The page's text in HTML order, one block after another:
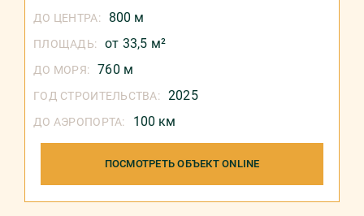
ДО ЦЕНТРА: 800 м
ПЛОЩАДЬ: от 33,5 м²
ДО МОРЯ: 760 м
ГОД СТРОИТЕЛЬСТВА: 2025
ДО АЭРОПОРТА: 100 км
ПОСМОТРЕТЬ ОБЪЕКТ ONLINE